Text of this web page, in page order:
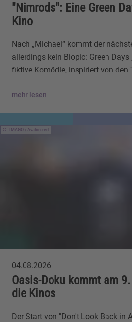
"Nimrods": Eine Green
Kino
Nach „Michael“ kommt der
allerdings kein Biopic: Green Days
fiktive Komödie, inspiriert von den
mehr lesen
IMAGO / Avalon.red
04.08.2026
Oasis-Doku kommt am
die Kinos
Der Start von "Don't Look Back in